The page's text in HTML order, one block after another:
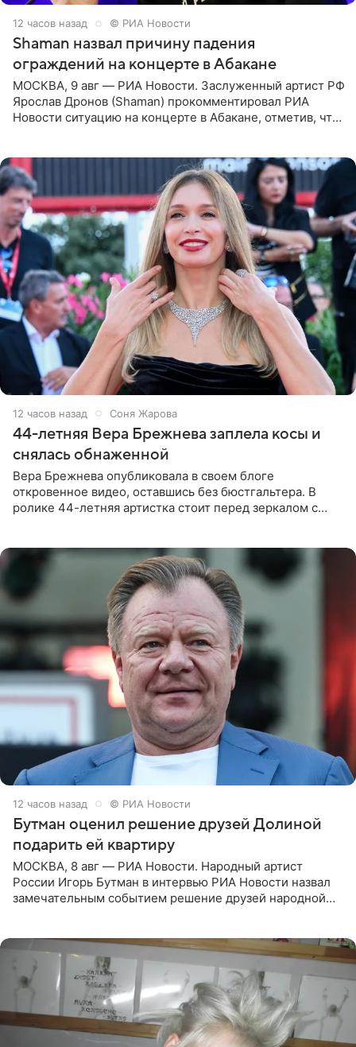
12 часов назад © РИА Новости
Shaman назвал причину падения
ограждений на концерте в Абакане
МОСКВА, 9 авг — РИА Новости. Заслуженный артист РФ
Ярослав Дронов (Shaman) прокомментировал РИА
Новости ситуацию на концерте в Абакане, отметив, что
12 часов назад Соня Жарова
44-летняя Вера Брежнева заплела косы и
снялась обнаженной
Вера Брежнева опубликовала в своем блоге
откровенное видео, оставшись без бюстгальтера. В
ролике 44-летняя артистка стоит перед зеркалом с
12 часов назад © РИА Новости
Бутман оценил решение друзей Долиной
подарить ей квартиру
МОСКВА, 8 авг — РИА Новости. Народный артист
России Игорь Бутман в интервью РИА Новости назвал
замечательным событием решение друзей народной